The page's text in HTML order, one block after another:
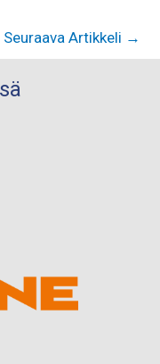
Seuraava Artikkeli →